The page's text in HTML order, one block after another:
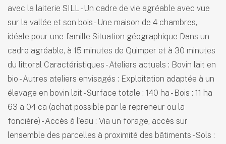
avec la laiterie SILL - Un cadre de vie agréable avec vue
sur la vallée et son bois - Une maison de 4 chambres,
idéale pour une famille Situation géographique Dans un
cadre agréable, à 15 minutes de Quimper et à 30 minutes
du littoral Caractéristiques - Ateliers actuels : Bovin lait en
bio - Autres ateliers envisagés : Exploitation adaptée à un
élevage en bovin lait - Surface totale : 140 ha - Bois : 11 ha
63 a 04 ca (achat possible par le repreneur ou la
foncière) - Accès à l'eau : Via un forage, accès sur
lensemble des parcelles à proximité des bâtiments - Sols :